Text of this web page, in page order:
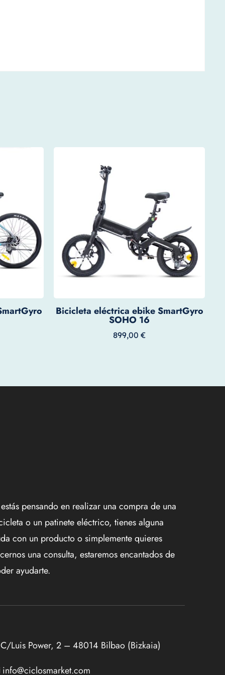
Bicicleta eléctrica ebike SmartGyro
SOHO 16
899,00€
pensando en realizar una compra de una
o un patinete eléctrico, tienes alguna
con un producto o simplemente quieres
una consulta, estaremos encantados de
ayudarte.
C/Luis Power, 2 – 48014 Bilbao (Bizkaia)
info@ciclosmarket.com